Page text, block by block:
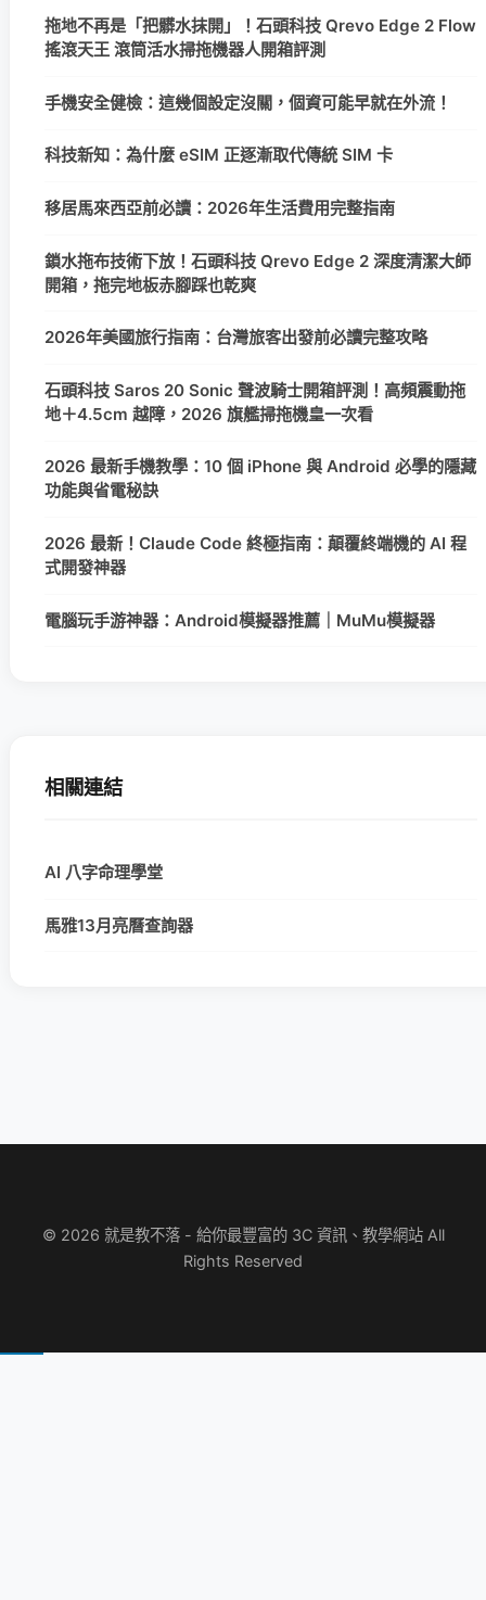
拖地不再是「把髒水抹開」！石頭科技 Qrevo Edge 2 Flow
搖滾天王 滾筒活水掃拖機器人開箱評測
手機安全健檢：這幾個設定沒關，個資可能早就在外流！
科技新知：為什麼 eSIM 正逐漸取代傳統 SIM 卡
移居馬來西亞前必讀：2026年生活費用完整指南
鎖水拖布技術下放！石頭科技 Qrevo Edge 2 深度清潔大師
開箱，拖完地板赤腳踩也乾爽
2026年美國旅行指南：台灣旅客出發前必讀完整攻略
石頭科技 Saros 20 Sonic 聲波騎士開箱評測！高頻震動拖
地＋4.5cm 越障，2026 旗艦掃拖機皇一次看
2026 最新手機教學：10 個 iPhone 與 Android 必學的隱藏
功能與省電秘訣
2026 最新！Claude Code 終極指南：顛覆終端機的 AI 程
式開發神器
電腦玩手游神器：Android模擬器推薦｜MuMu模擬器
相關連結
AI 八字命理學堂
馬雅13月亮曆查詢器
© 2026 就是教不落 - 給你最豐富的 3C 資訊、教學網站 All
Rights Reserved